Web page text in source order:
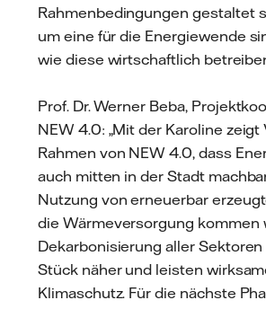
Rahmenbedingungen gestaltet
um eine für die Energiewende
wie diese wirtschaftlich
Prof. Dr. Werner Beba,
NEW 4.0: „Mit der Karoline zeigt
Rahmen von NEW 4.0, dass
auch mitten in der Stadt
Nutzung von erneuerbar
die Wärmeversorgung kommen
Dekarbonisierung aller
Stück näher und leisten
Klimaschutz. Für die nächste